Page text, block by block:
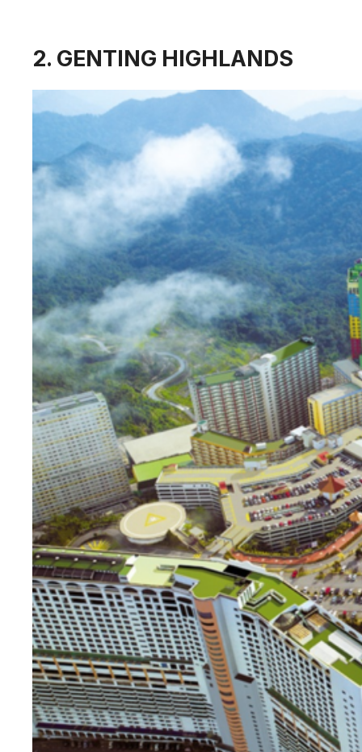
2. GENTING HIGHLANDS